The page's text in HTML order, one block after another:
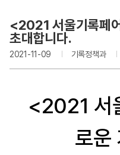
<2021 서울기록페
초대합니다.
2021-11-09 기록정책과
<2021 서
로운